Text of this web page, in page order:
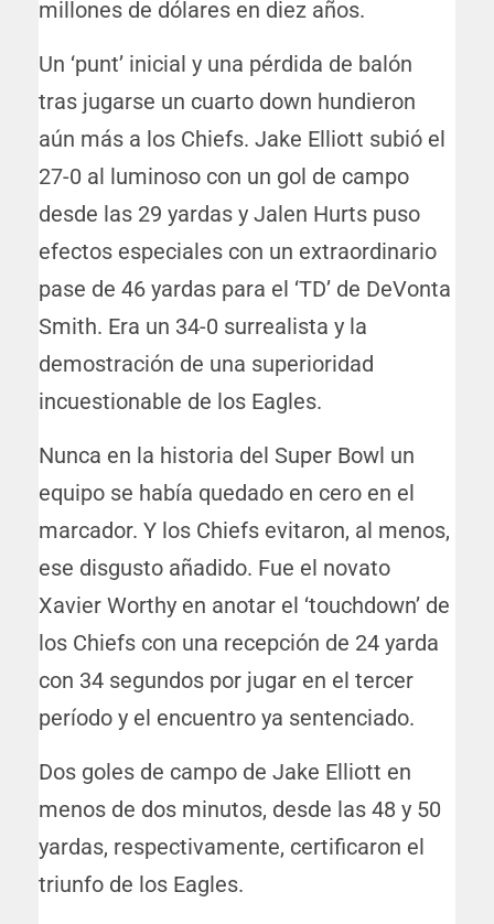
millones de dólares en diez años.
Un ‘punt’ inicial y una pérdida de balón
tras jugarse un cuarto down hundieron
aún más a los Chiefs. Jake Elliott subió el
27-0 al luminoso con un gol de campo
desde las 29 yardas y Jalen Hurts puso
efectos especiales con un extraordinario
pase de 46 yardas para el ‘TD’ de DeVonta
Smith. Era un 34-0 surrealista y la
demostración de una superioridad
incuestionable de los Eagles.
Nunca en la historia del Super Bowl un
equipo se había quedado en cero en el
marcador. Y los Chiefs evitaron, al menos,
ese disgusto añadido. Fue el novato
Xavier Worthy en anotar el ‘touchdown’ de
los Chiefs con una recepción de 24 yarda
con 34 segundos por jugar en el tercer
período y el encuentro ya sentenciado.
Dos goles de campo de Jake Elliott en
menos de dos minutos, desde las 48 y 50
yardas, respectivamente, certificaron el
triunfo de los Eagles.